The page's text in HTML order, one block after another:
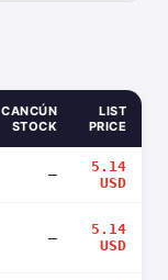
CANCÚN
STOCK
LIST
PRICE
—
5.14
USD
—
5.14
USD